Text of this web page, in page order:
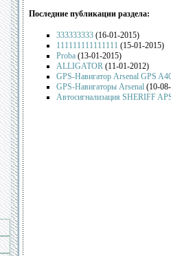
Последние публикации раздела:
333333333 (16-01-2015)
111111111111111 (15-01-2015)
Proba (13-01-2015)
ALLIGATOR (11-01-2012)
GPS-Навигатор Arsenal GPS
GPS-Навигаторы Arsenal (10-
Автосигнализация SHERIFF